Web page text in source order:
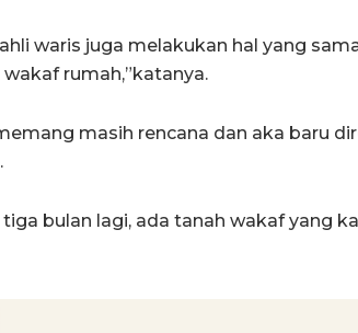
waris juga melakukan hal yang
rumah,”katanya.
masih rencana dan aka baru
tiga bulan lagi, ada tanah wakaf yang